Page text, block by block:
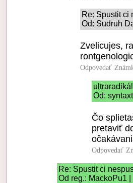
Re: Spustit ci
Od: Sudruh
Zvelicujes,
Odpovedať
Od:
Čo
pretaviť
Odpovedať
Re: Spustit ci
Od reg.: MackoPu1